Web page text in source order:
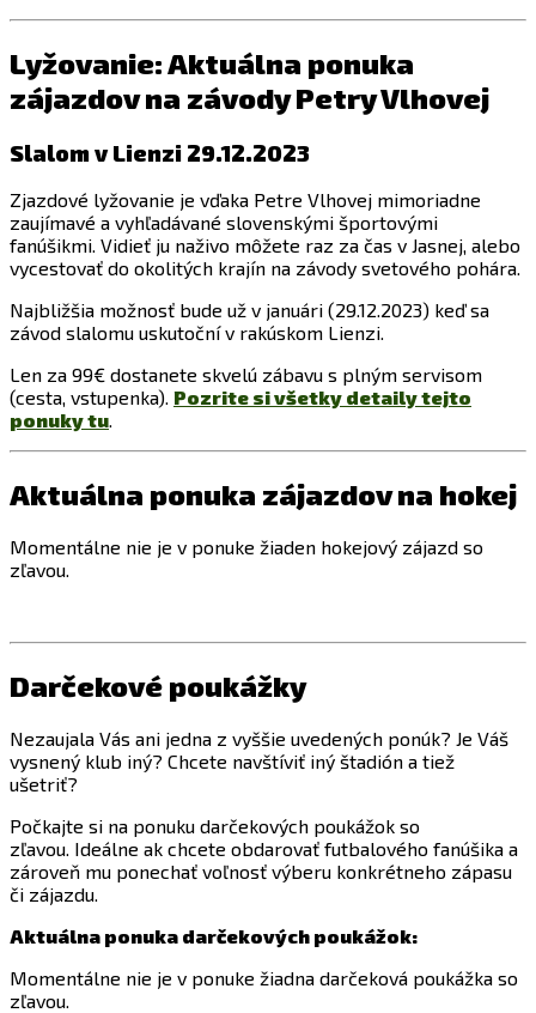
Lyžovanie: Aktuálna ponuka
zájazdov na závody Petry Vlhovej
Slalom v Lienzi 29.12.2023
Zjazdové lyžovanie je vďaka Petre Vlhovej mimoriadne
zaujímavé a vyhľadávané slovenskými športovými
fanúšikmi. Vidieť ju naživo môžete raz za čas v Jasnej, alebo
vycestovať do okolitých krajín na závody svetového pohára.
Najbližšia možnosť bude už v januári (29.12.2023) keď sa
závod slalomu uskutoční v rakúskom Lienzi.
Len za 99€ dostanete skvelú zábavu s plným servisom
(cesta, vstupenka). Pozrite si všetky detaily tejto
ponuky tu.
Aktuálna ponuka zájazdov na hokej
Momentálne nie je v ponuke žiaden hokejový zájazd so
zľavou.
Darčekové poukážky
Nezaujala Vás ani jedna z vyššie uvedených ponúk? Je Váš
vysnený klub iný? Chcete navštíviť iný štadión a tiež
ušetriť?
Počkajte si na ponuku darčekových poukážok so
zľavou. Ideálne ak chcete obdarovať futbalového fanúšika a
zároveň mu ponechať voľnosť výberu konkrétneho zápasu
či zájazdu.
Aktuálna ponuka darčekových poukážok:
Momentálne nie je v ponuke žiadna darčeková poukážka so
zľavou.